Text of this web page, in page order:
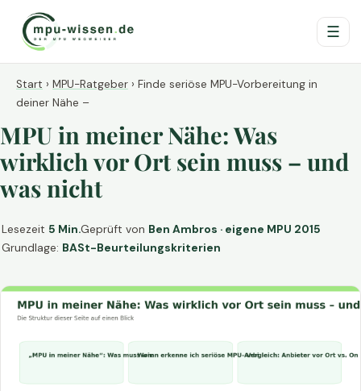
☰
Start › MPU-Ratgeber › Finde seriöse MPU-Vorbereitung in
deiner Nähe –
MPU in meiner Nähe: Was
wirklich vor Ort sein muss – und
was nicht
Lesezeit 5 Min.Geprüft von Ben Ambros · eigene MPU 2015
Grundlage: BASt-Beurteilungskriterien